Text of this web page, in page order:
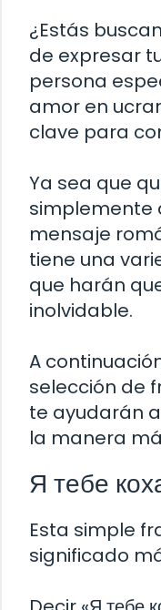
¿Estás
de expresar
persona
amor en
clave para
Ya sea que
simplemente
mensaje
tiene una
que harán
inolvidable.
A
selección de
te ayudarán
la manera
Я тебе
Esta simple
significado